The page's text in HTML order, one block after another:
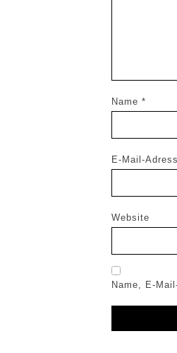
Name *
E-Mail-
Website
Name, E-